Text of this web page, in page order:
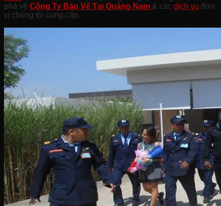
phá về Công Ty Bảo Vệ Tại Quảng Nam & các dịch vụ đơn
vị chúng tôi cung cấp.